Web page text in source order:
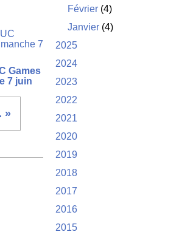
Games
7 juin
»
Février (4)
Janvier (4)
2025
2024
2023
2022
2021
2020
2019
2018
2017
2016
2015